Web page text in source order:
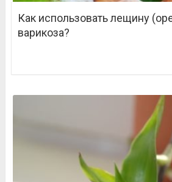
Как использовать лещину
варикоза?